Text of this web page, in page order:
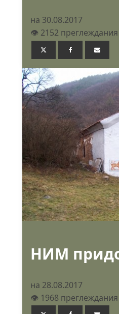
на 30.08.2017
👁️ 2152 преглеждания
НИМ
на 28.08.2017
👁️ 1968 преглеждания